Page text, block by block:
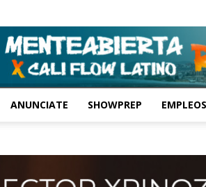
ANUNCIATE SHOWPREP EMPLEOS